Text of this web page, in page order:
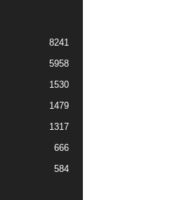
8241
5958
1530
1479
1317
666
584